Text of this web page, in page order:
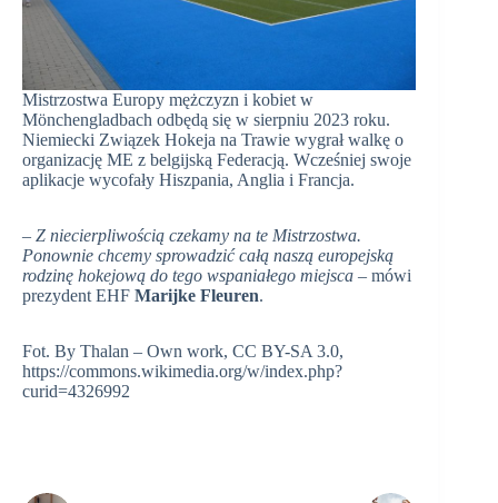
Mistrzostwa Europy mężczyzn i kobiet w
Mönchengladbach odbędą się w sierpniu 2023 roku.
Niemiecki Związek Hokeja na Trawie wygrał walkę o
organizację ME z belgijską Federacją. Wcześniej swoje
aplikacje wycofały Hiszpania, Anglia i Francja.
– Z niecierpliwością czekamy na te Mistrzostwa.
Ponownie chcemy sprowadzić całą naszą europejską
rodzinę hokejową do tego wspaniałego miejsca – mówi
prezydent EHF Marijke Fleuren.
Fot. By Thalan – Own work, CC BY-SA 3.0,
https://commons.wikimedia.org/w/index.php?
curid=4326992